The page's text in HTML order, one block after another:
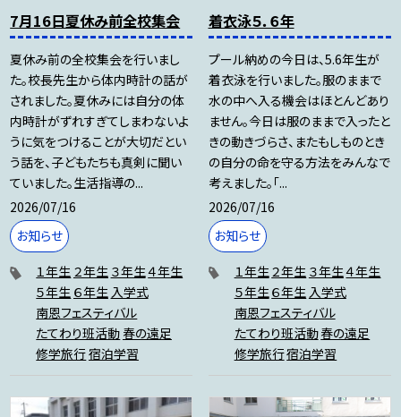
7月16日夏休み前全校集会
夏休み前の全校集会を行いまし
た。校長先生から体内時計の話が
されました。夏休みには自分の体
内時計がずれすぎてしまわないよ
うに気をつけることが大切だとい
う話を、子どもたちも真剣に聞い
ていました。生活指導の...
2026/07/16
お知らせ
１年生 ２年生 ３年生４年生
５年生 ６年生 入学式
南恩フェスティバル
たてわり班活動 春の遠足
修学旅行宿泊学習
着衣泳５．６年
プール納めの今日は、5.6年生が
着衣泳を行いました。服のままで
水の中へ入る機会はほとんどあり
ません。今日は服のままで入ったと
きの動きづらさ、またもしものとき
の自分の命を守る方法をみんなで
考えました。「...
2026/07/16
お知らせ
１年生 ２年生 ３年生４年生
５年生 ６年生 入学式
南恩フェスティバル
たてわり班活動春の遠足
修学旅行宿泊学習